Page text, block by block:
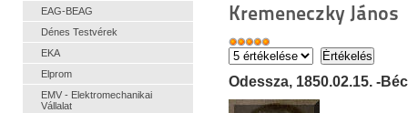
EAG-BEAG
Dénes Testvérek
EKA
Elprom
EMV - Elektromechanikai
Vállalat
Kremeneczky János
Odessza, 1850.02.15. -